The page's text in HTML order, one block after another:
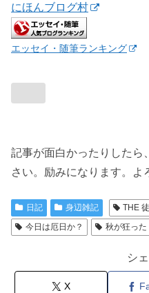
にほんブログ村
エッセイ・随筆ランキング
記事が面白かったりしたら
さい。励みになります。よ
日記 身辺雑記 THE
今日は厄日か？
秋が狂った
シ
X